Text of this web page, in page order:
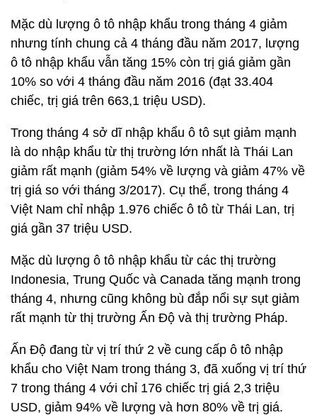
Mặc dù lượng ô tô nhập khẩu trong tháng 4 giảm
nhưng tính chung cả 4 tháng đầu năm 2017, lượng
ô tô nhập khẩu vẫn tăng 15% còn trị giá giảm gần
10% so với 4 tháng đầu năm 2016 (đạt 33.404
chiếc, trị giá trên 663,1 triệu USD).
Trong tháng 4 sở dĩ nhập khẩu ô tô sụt giảm mạnh
là do nhập khẩu từ thị trường lớn nhất là Thái Lan
giảm rất mạnh (giảm 54% về lượng và giảm 47% về
trị giá so với tháng 3/2017). Cụ thể, trong tháng 4
Việt Nam chỉ nhập 1.976 chiếc ô tô từ Thái Lan, trị
giá gần 37 triệu USD.
Mặc dù lượng ô tô nhập khẩu từ các thị trường
Indonesia, Trung Quốc và Canada tăng mạnh trong
tháng 4, nhưng cũng không bù đắp nổi sự sụt giảm
rất mạnh từ thị trường Ấn Độ và thị trường Pháp.
Ấn Độ đang từ vị trí thứ 2 về cung cấp ô tô nhập
khẩu cho Việt Nam trong tháng 3, đã xuống vị trí thứ
7 trong tháng 4 với chỉ 176 chiếc trị giá 2,3 triệu
USD, giảm 94% về lượng và hơn 80% về trị giá.